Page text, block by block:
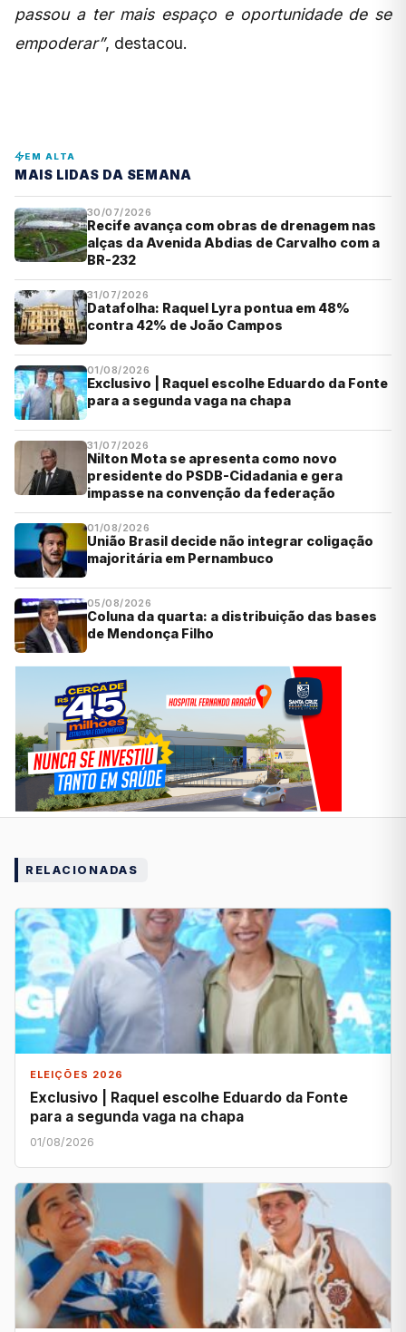
passou a ter mais espaço e oportunidade de se
empoderar”, destacou.
EM ALTA
MAIS LIDAS DA SEMANA
30/07/2026
Recife avança com obras de drenagem nas
alças da Avenida Abdias de Carvalho com a
BR-232
31/07/2026
Datafolha: Raquel Lyra pontua em 48%
contra 42% de João Campos
01/08/2026
Exclusivo | Raquel escolhe Eduardo da Fonte
para a segunda vaga na chapa
31/07/2026
Nilton Mota se apresenta como novo
presidente do PSDB-Cidadania e gera
impasse na convenção da federação
01/08/2026
União Brasil decide não integrar coligação
majoritária em Pernambuco
05/08/2026
Coluna da quarta: a distribuição das bases
de Mendonça Filho
RELACIONADAS
ELEIÇÕES 2026
Exclusivo | Raquel escolhe Eduardo da Fonte
para a segunda vaga na chapa
01/08/2026